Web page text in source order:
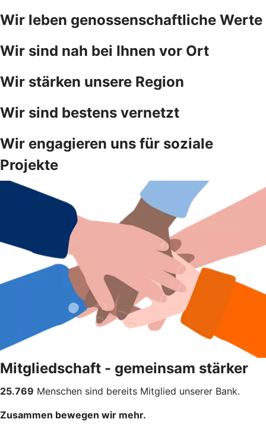
Wir leben genossenschaftliche Werte
Wir sind nah bei Ihnen vor Ort
Wir stärken unsere Region
Wir sind bestens vernetzt
Wir engagieren uns für soziale
Projekte
Mitgliedschaft - gemeinsam stärker
25.769 Menschen sind bereits Mitglied unserer Bank.
Zusammen bewegen wir mehr.